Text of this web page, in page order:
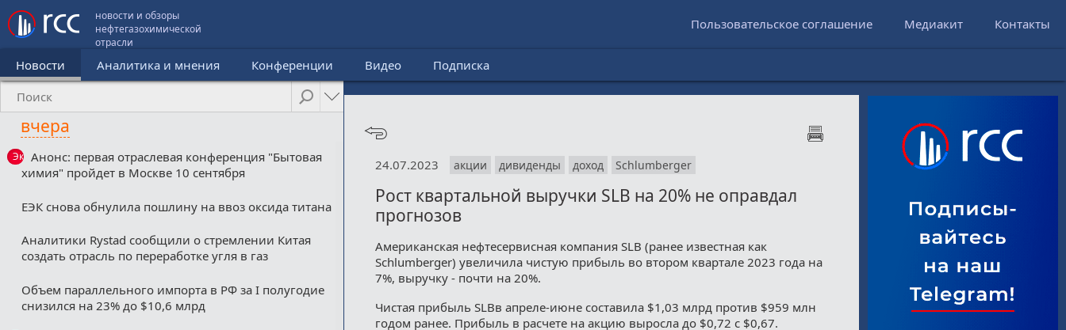
новости и обзоры
нефтегазохимической
отрасли
Пользовательское соглашение Медиакит Контакты
Новости Аналитика и мнения Конференции Видео Подписка
вчера
Эксклюзив
Анонс: первая отраслевая конференция "Бытовая
химия" пройдет в Москве 10 сентября
ЕЭК снова обнулила пошлину на ввоз оксида титана
Аналитики Rystad сообщили о стремлении Китая
создать отрасль по переработке угля в газ
Объем параллельного импорта в РФ за I полугодие
снизился на 23% до $10,6 млрд
24.07.2023 акции дивиденды доход Schlumberger
Рост квартальной выручки SLB на 20% не оправдал
прогнозов
Американская нефтесервисная компания SLB (ранее известная как
Schlumberger) увеличила чистую прибыль во втором квартале 2023 года на
7%, выручку - почти на 20%.
Чистая прибыль SLBв апреле-июне составила $1,03 млрд против $959 млн
годом ранее. Прибыль в расчете на акцию выросла до $0,72 с $0,67.